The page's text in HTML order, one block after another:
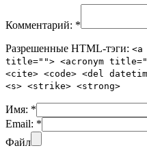
Комментарий: *
Разрешенные HTML-тэги:
title=""> <acronym
<cite> <code> <del
<s> <strike> <strong>
Имя: *
Email: *
Файл